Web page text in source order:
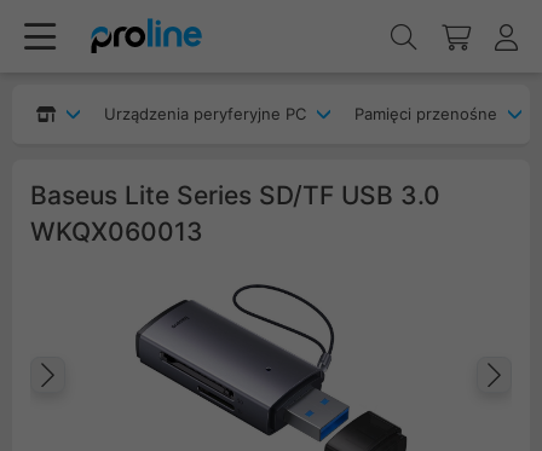
Urządzenia peryferyjne PC Pamięci przenośne
Baseus Lite Series SD/TF USB 3.0
WKQX060013
Poprzedni